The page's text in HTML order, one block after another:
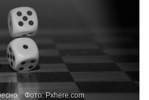
Фото:Pxhere.com